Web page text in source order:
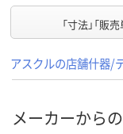
「寸法」「販
アスクルの店舗什器/
メーカーから